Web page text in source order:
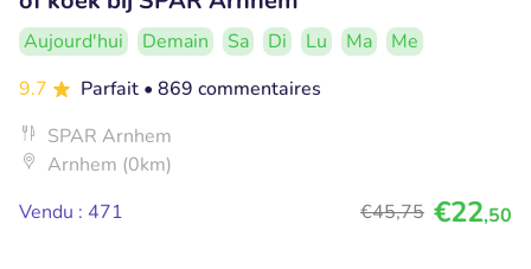
Aujourd'hui Demain Sa Di Lu Ma
Me
9.7
Parfait • 869 commentaires
SPAR Arnhem
Arnhem (0km)
Vendu : 471
€45,75 €22,50